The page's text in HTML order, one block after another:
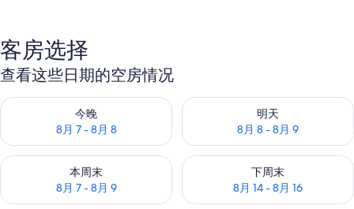
客房选择
查看这些日期的空房情况
今晚
8月 7 - 8月 8
查看今晚的空房情况：8月 7 - 8月 8
明天
8月 8 - 8月 9
查看明天的空房情况：8月 8 -
本周末
8月 7 - 8月 9
查看本周末的空房情况：8月 7 - 8月 9
下周末
8月 14 - 8月 16
查看下周末的空房情况：8月